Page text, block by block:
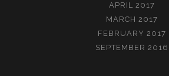
APRIL 2017
MARCH 2017
FEBRUARY 2017
SEPTEMBER 2016